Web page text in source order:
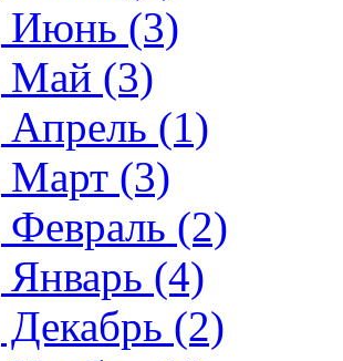
Июнь (3)
Май (3)
Апрель (1)
Март (3)
Февраль (2)
(4)
(2)